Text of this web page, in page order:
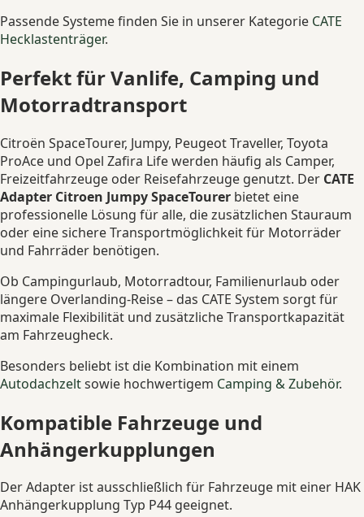
Passende Systeme finden Sie in unserer Kategorie CATE
Hecklastenträger.
Perfekt für Vanlife, Camping und
Motorradtransport
Citroën SpaceTourer, Jumpy, Peugeot Traveller, Toyota
ProAce und Opel Zafira Life werden häufig als Camper,
Freizeitfahrzeuge oder Reisefahrzeuge genutzt. Der CATE
Adapter Citroen Jumpy SpaceTourer bietet eine
professionelle Lösung für alle, die zusätzlichen Stauraum
oder eine sichere Transportmöglichkeit für Motorräder
und Fahrräder benötigen.
Ob Campingurlaub, Motorradtour, Familienurlaub oder
längere Overlanding-Reise – das CATE System sorgt für
maximale Flexibilität und zusätzliche Transportkapazität
am Fahrzeugheck.
Besonders beliebt ist die Kombination mit einem
Autodachzeltsowie hochwertigem Camping & Zubehör.
Kompatible Fahrzeuge und
Anhängerkupplungen
Der Adapter ist ausschließlich für Fahrzeuge mit einer HAK
Anhängerkupplung Typ P44 geeignet.